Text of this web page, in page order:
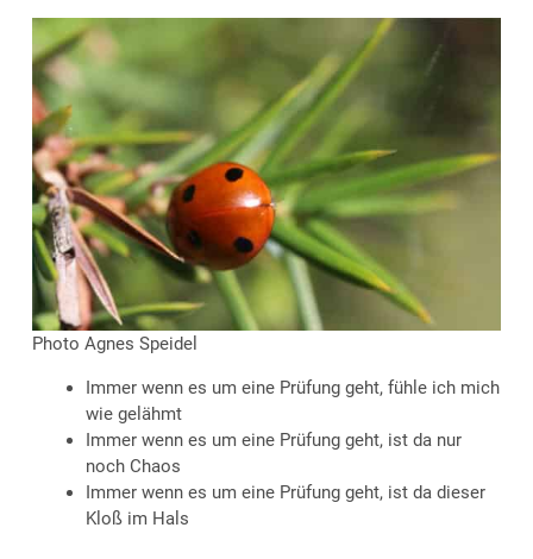
Photo Agnes Speidel
Immer wenn es um eine Prüfung geht, fühle ich mich
wie gelähmt
Immer wenn es um eine Prüfung geht, ist da nur
noch Chaos
Immer wenn es um eine Prüfung geht, ist da dieser
Kloß im Hals